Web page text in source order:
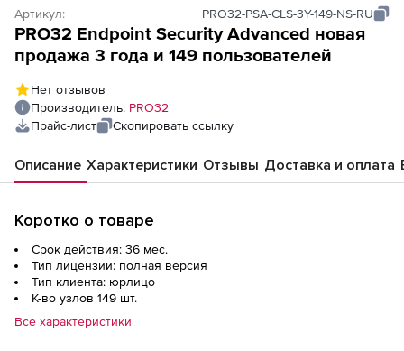
Артикул: PRO32-PSA-CLS-3Y-149-NS-RU
PRO32 Endpoint Security Advanced новая
продажа 3 года и 149 пользователей
Нет отзывов
Производитель: PRO32
Прайс-лист
Скопировать ссылку
Описание Характеристики Отзывы Доставка и оплата
Коротко о товаре
Срок действия: 36 мес.
Тип лицензии: полная версия
Тип клиента: юрлицо
К-во узлов 149 шт.
Все характеристики